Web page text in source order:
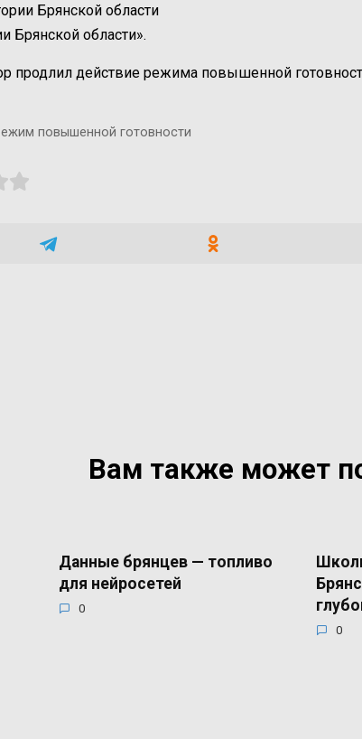
Брянской области
Брянской области».
продлил действие режима повышенной
повышенной готовности
Вам также может
Данные брянцев — топливо
для нейросетей
0
0